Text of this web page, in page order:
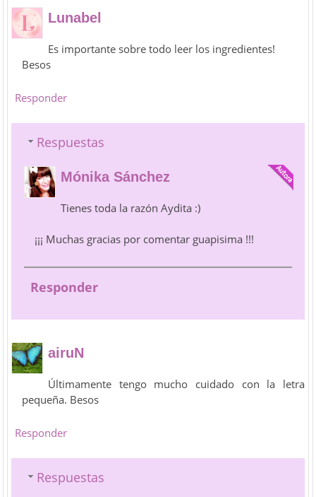
Lunabel
Es importante sobre todo leer los ingredientes!
Besos
Responder
Respuestas
Mónika Sánchez
Tienes toda la razón Aydita :)
¡¡¡ Muchas gracias por comentar guapisima !!!
Responder
airuN
Últimamente tengo mucho cuidado con la letra
pequeña. Besos
Responder
Respuestas